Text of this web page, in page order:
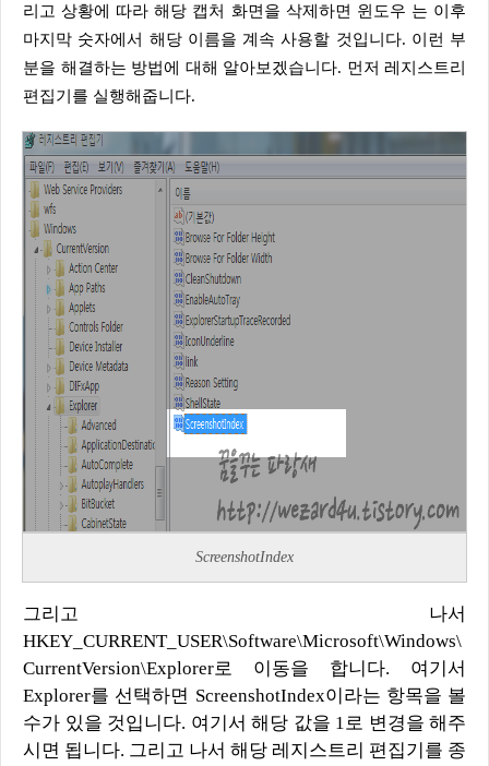
리고 상황에 따라 해당 캡처 화면을 삭제하면 윈도우 는 이후
마지막 숫자에서 해당 이름을 계속 사용할 것입니다. 이런 부
분을 해결하는 방법에 대해 알아보겠습니다. 먼저 레지스트리
편집기를 실행해줍니다.
ScreenshotIndex
그리고 나서
HKEY_CURRENT_USER\Software\Microsoft\Windows\
CurrentVersion\Explorer로 이동을 합니다. 여기서
Explorer를 선택하면 ScreenshotIndex이라는 항목을 볼
수가 있을 것입니다. 여기서 해당 값을 1로 변경을 해주
시면 됩니다. 그리고 나서 해당 레지스트리 편집기를 종